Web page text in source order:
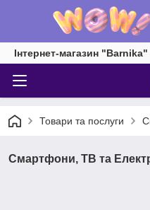
Інтернет-магазин "Barnika"
Товари та послуги
Смартфони, ТВ та